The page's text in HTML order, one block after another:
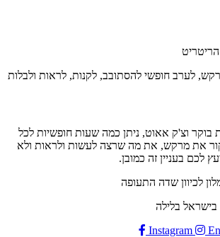
חופשי להסתובב, לקנות, לראות ולבלות
וצ'ק אאוט, ניתן כמה שעות חופשיות לכל
מרקש, את מה שרצה לעשות ולראות ולא
בעניין זה כמובן.
Instagram